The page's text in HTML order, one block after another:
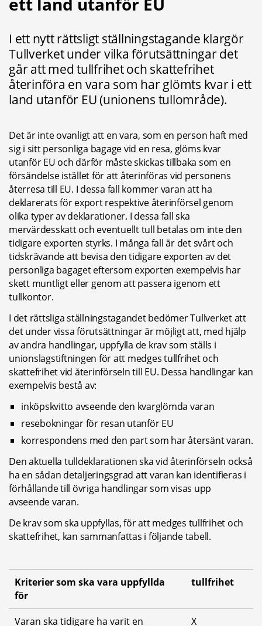
I ett nytt rättsligt ställningstagande klargör
Tullverket under vilka förutsättningar det
går att med tullfrihet och skattefrihet
återinföra en vara som har glömts kvar i ett
land utanför EU (unionens tullområde).
Det är inte ovanligt att en vara, som en person haft med
sig i sitt personliga bagage vid en resa, glöms kvar
utanför EU och därför måste skickas tillbaka som en
försändelse istället för att återinföras vid personens
återresa till EU. I dessa fall kommer varan att ha
deklarerats för export respektive återinförsel genom
olika typer av deklarationer. I dessa fall ska
mervärdesskatt och eventuellt tull betalas om inte den
tidigare exporten styrks. I många fall är det svårt och
tidskrävande att bevisa den tidigare exporten av det
personliga bagaget eftersom exporten exempelvis har
skett muntligt eller genom att passera igenom ett
tullkontor.
I det rättsliga ställningstagandet bedömer Tullverket att
det under vissa förutsättningar är möjligt att, med hjälp
av andra handlingar, uppfylla de krav som ställs i
unionslagstiftningen för att medges tullfrihet och
skattefrihet vid återinförseln till EU. Dessa handlingar kan
exempelvis bestå av:
inköpskvitto avseende den kvarglömda varan
resebokningar för resan utanför EU
korrespondens med den part som har återsänt varan.
Den aktuella tulldeklarationen ska vid återinförseln också
ha en sådan detaljeringsgrad att varan kan identifieras i
förhållande till övriga handlingar som visas upp
avseende varan.
De krav som ska uppfyllas, för att medges tullfrihet och
skattefrihet, kan sammanfattas i följande tabell.
Kriterier som ska vara uppfyllda
för
tullfrihet
Varan ska tidigare ha varit en X